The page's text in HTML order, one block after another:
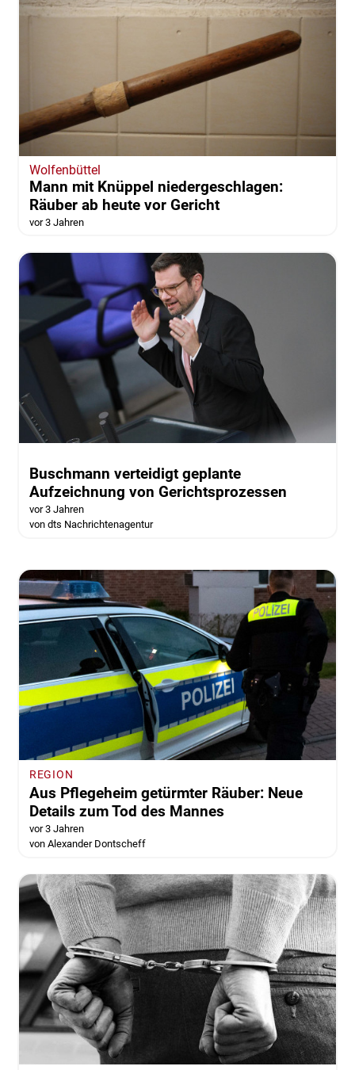
Wolfenbüttel
Mann mit Knüppel niedergeschlagen:
Räuber ab heute vor Gericht
vor 3 Jahren
Buschmann verteidigt geplante
Aufzeichnung von Gerichtsprozessen
vor 3 Jahren
von dts Nachrichtenagentur
REGION
Aus Pflegeheim getürmter Räuber: Neue
Details zum Tod des Mannes
vor 3 Jahren
von Alexander Dontscheff